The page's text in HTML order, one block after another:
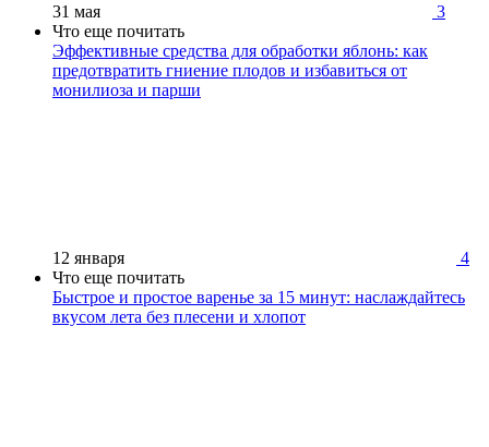
31 мая
3
Что еще почитать
Эффективные средства для обработки яблонь: как
предотвратить гниение плодов и избавиться от
монилиоза и парши
12 января
4
Что еще почитать
Быстрое и простое варенье за 15 минут: наслаждайтесь
вкусом лета без плесени и хлопот